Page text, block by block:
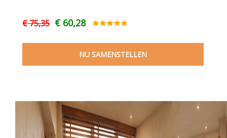
€ 75,35 € 60,28